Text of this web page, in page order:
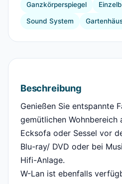
Ganzkörperspiegel
Sound System
Beschreibung
Genießen Sie entspannte
gemütlichen Wohnbereich
Ecksofa oder Sessel vor
Blu-ray/ DVD oder bei
Hifi-Anlage.
W-Lan ist ebenfalls